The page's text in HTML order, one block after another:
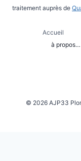
traitement auprès de
Accueil
à propos…
© 2026 AJP33